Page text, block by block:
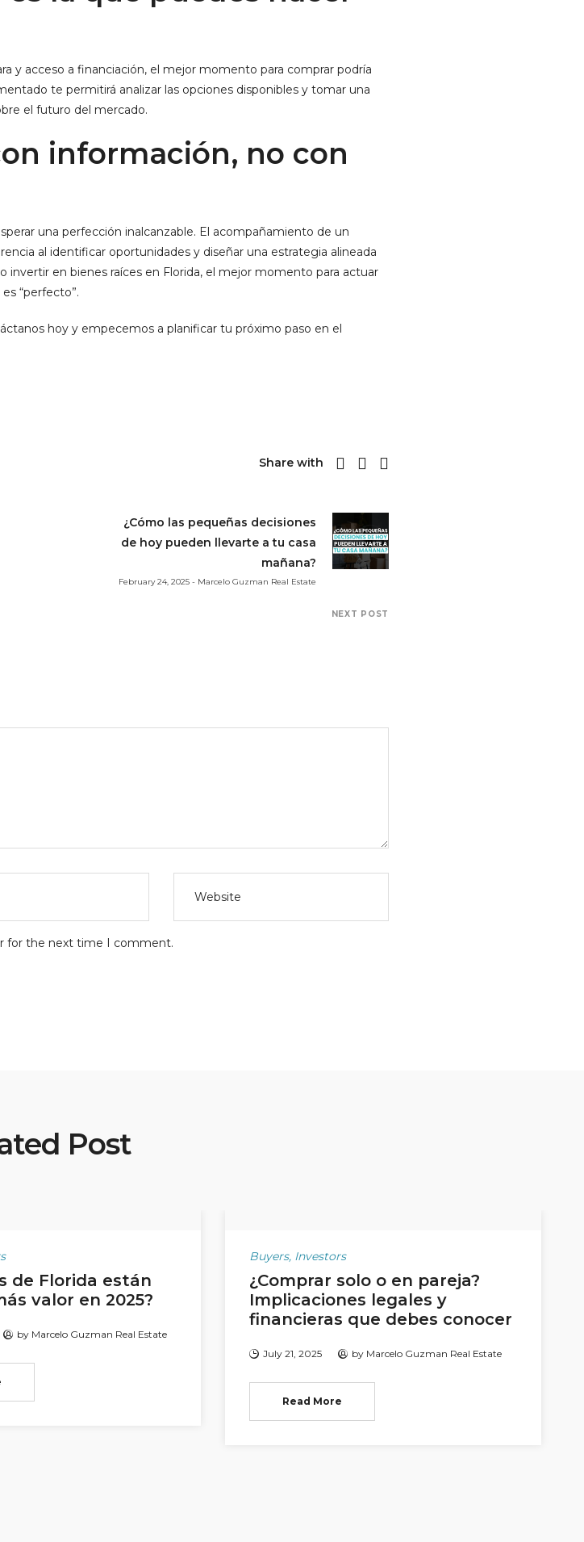
y acceso a financiación, el mejor momento para comprar podría
te permitirá analizar las opciones disponibles y tomar una
el futuro del mercado.
información, no con
una perfección inalcanzable. El acompañamiento de un
al identificar oportunidades y diseñar una estrategia alineada
invertir en bienes raíces en Florida, el mejor momento para actuar
“perfecto”.
hoy y empecemos a planificar tu próximo paso en el
Share with
NEXT POST
¿Cómo las pequeñas decisiones
de hoy pueden llevarte a tu casa
mañana?
February 24, 2025 - Marcelo Guzman Real Estate
for the next time I comment.
Post
de Florida están
valor en 2025?
by Marcelo Guzman Real Estate
Buyers, Investors
¿Comprar solo o en pareja?
Implicaciones legales y
financieras que debes conocer
July 21, 2025 by Marcelo Guzman Real Estate
Read More